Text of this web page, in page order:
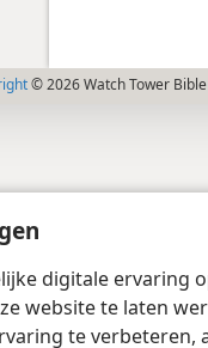
digitale ervaring
website te laten
te verbeteren,
© 2026 Watch Tower